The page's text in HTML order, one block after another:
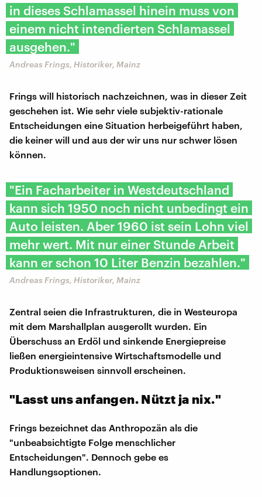
in dieses Schlamassel hinein muss von
einem nicht intendierten Schlamassel
ausgehen."
Andreas Frings, Historiker, Mainz
Frings will historisch nachzeichnen, was in dieser Zeit
geschehen ist. Wie sehr viele subjektiv-rationale
Entscheidungen eine Situation herbeigeführt haben,
die keiner will und aus der wir uns nur schwer lösen
können.
"Ein Facharbeiter in Westdeutschland
kann sich 1950 noch nicht unbedingt ein
Auto leisten. Aber 1960 ist sein Lohn viel
mehr wert. Mit nur einer Stunde Arbeit
kann er schon 10 Liter Benzin bezahlen."
Andreas Frings, Historiker, Mainz
Zentral seien die Infrastrukturen, die in Westeuropa
mit dem Marshallplan ausgerollt wurden. Ein
Überschuss an Erdöl und sinkende Energiepreise
ließen energieintensive Wirtschaftsmodelle und
Produktionsweisen sinnvoll erscheinen.
"Lasst uns anfangen. Nützt ja nix."
Frings bezeichnet das Anthropozän als die
"unbeabsichtigte Folge menschlicher
Entscheidungen". Dennoch gebe es
Handlungsoptionen.